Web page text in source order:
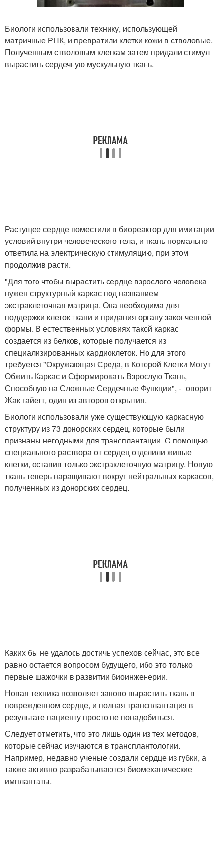
Биологи использовали технику, использующей
матричные РНК, и превратили клетки кожи в стволовые.
Полученным стволовым клеткам затем придали стимул
вырастить сердечную мускульную ткань.
Растущее сердце поместили в биореактор для имитации
условий внутри человеческого тела, и ткань нормально
ответила на электрическую стимуляцию, при этом
продолжив расти.
"Для того чтобы вырастить сердце взрослого человека
нужен структурный каркас под названием
экстраклеточная матрица. Она необходима для
поддержки клеток ткани и придания органу законченной
формы. В естественных условиях такой каркас
создается из белков, которые получается из
специализированных кардиоклеток. Но для этого
требуется "Окружающая Среда, в Которой Клетки Могут
Обжить Каркас и Сформировать Взрослую Ткань,
Способную на Сложные Сердечные Функции", - говорит
Жак гайетт, один из авторов открытия.
Биологи использовали уже существующую каркасную
структуру из 73 донорских сердец, которые были
признаны негодными для трансплантации. C помощью
специального раствора от сердец отделили живые
клетки, оставив только экстраклеточную матрицу. Новую
ткань теперь наращивают вокруг нейтральных каркасов,
полученных из донорских сердец.
Каких бы не удалось достичь успехов сейчас, это все
равно остается вопросом будущего, ибо это только
первые шажочки в развитии биоинженерии.
Новая техника позволяет заново вырастить ткань в
поврежденном сердце, и полная трансплантация в
результате пациенту просто не понадобиться.
Следует отметить, что это лишь один из тех методов,
которые сейчас изучаются в трансплантологии.
Например, недавно ученые создали сердце из губки, а
также активно разрабатываются биомеханические
имплантаты.